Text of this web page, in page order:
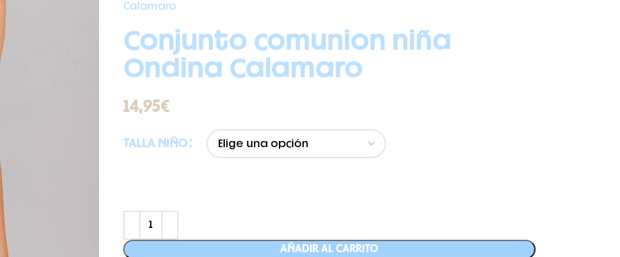
Calamaro
Conjunto comunion niña
Ondina Calamaro
14,95€
TALLA NIÑO
AÑADIR AL CARRITO